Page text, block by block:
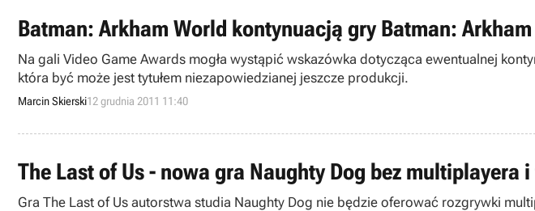
Batman: Arkham World kontynuacją gry Batman:
Na gali Video Game Awards mogła wystąpić wskazówka dotycząca ewentualnej
która być może jest tytułem niezapowiedzianej jeszcze produkcji.
Marcin Skierski12 grudnia 2011 11:40
The Last of Us - nowa gra Naughty Dog bez multiplayera
Gra The Last of Us autorstwa studia Naughty Dog nie będzie oferować rozgrywki